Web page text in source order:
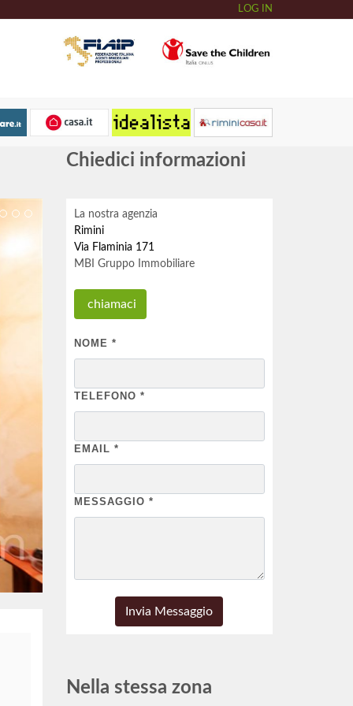
LOG IN
Chiedici informazioni
La nostra agenzia
Rimini
Via Flaminia 171
MBI Gruppo Immobiliare
chiamaci
NOME *
TELEFONO *
EMAIL *
MESSAGGIO *
Nella stessa zona